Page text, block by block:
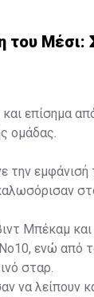
Μέσι:
επίσημα
ομάδας.
την
Μπέκαμ και
ενώ από
σταρ.
να λείπουν